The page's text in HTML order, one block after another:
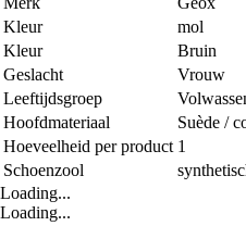
Kleur
mol
Kleur
Bruin
Geslacht
Vrouw
Leeftijdsgroep
Hoofdmateriaal
Suède /
Hoeveelheid per product 1
Schoenzool
Loading...
Loading...